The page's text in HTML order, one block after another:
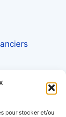
pour stocker et/ou
et